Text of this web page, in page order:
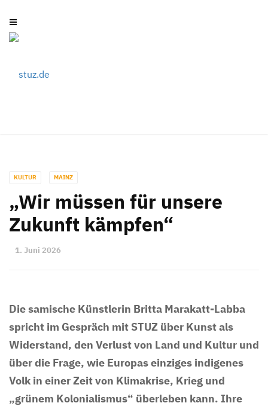
KULTUR MAINZ
„Wir müssen für unsere
Zukunft kämpfen“
1. Juni 2026
Die samische Künstlerin Britta Marakatt-Labba
spricht im Gespräch mit STUZ über Kunst als
Widerstand, den Verlust von Land und Kultur und
über die Frage, wie Europas einziges indigenes
Volk in einer Zeit von Klimakrise, Krieg und
„grünem Kolonialismus“ überleben kann. Ihre